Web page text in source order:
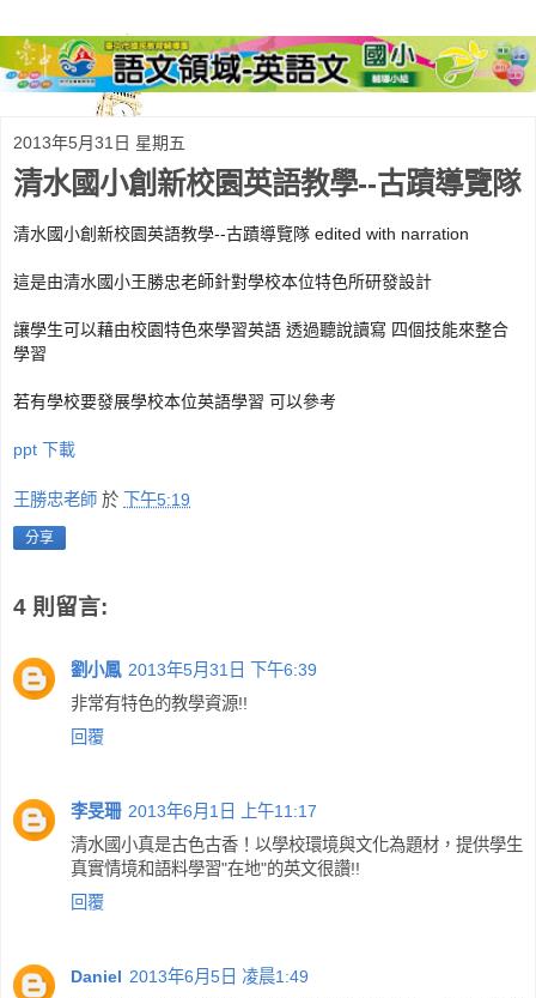
2013年5月31日 星期五
清水國小創新校園英語教學--古蹟導覽隊
清水國小創新校園英語教學--古蹟導覽隊 edited with narration
這是由清水國小王勝忠老師針對學校本位特色所研發設計
讓學生可以藉由校園特色來學習英語 透過聽說讀寫 四個技能來整合
學習
若有學校要發展學校本位英語學習 可以參考
ppt 下載
王勝忠老師 於 下午5:19
分享
4 則留言:
劉小鳳 2013年5月31日 下午6:39
非常有特色的教學資源!!
回覆
李旻珊 2013年6月1日 上午11:17
清水國小真是古色古香！以學校環境與文化為題材，提供學生
真實情境和語料學習"在地"的英文很讚!!
回覆
Daniel 2013年6月5日 凌晨1:49